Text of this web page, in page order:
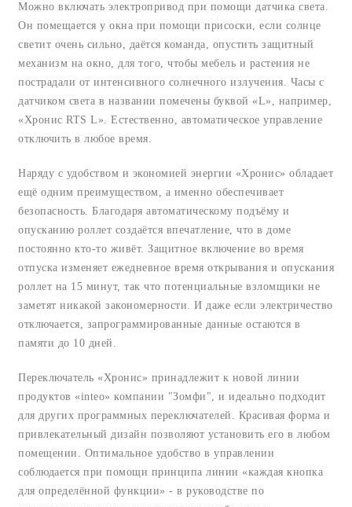
Можно включать электропривод при помощи датчика света.
Он помещается у окна при помощи присоски, если солнце
светит очень сильно, даётся команда, опустить защитный
механизм на окно, для того, чтобы мебель и растения не
пострадали от интенсивного солнечного излучения. Часы с
датчиком света в названии помечены буквой «L», например,
«Хронис RTS L». Естественно, автоматическое управление
отключить в любое время.
Наряду с удобством и экономией энергии «Хронис» обладает
ещё одним преимуществом, а именно обеспечивает
безопасность. Благодаря автоматическому подъёму и
опусканию роллет создаётся впечатление, что в доме
постоянно кто-то живёт. Защитное включение во время
отпуска изменяет ежедневное время открывания и опускания
роллет на 15 минут, так что потенциальные взломщики не
заметят никакой закономерности. И даже если электричество
отключается, запрограммированные данные остаются в
памяти до 10 дней.
Переключатель «Хронис» принадлежит к новой линии
продуктов «inteo» компании "Зомфи", и идеально подходит
для других программных переключателей. Красивая форма и
привлекательный дизайн позволяют установить его в любом
помещении. Оптимальное удобство в управлении
соблюдается при помощи принципа линии «каждая кнопка
для определённой функции» - в руководстве по